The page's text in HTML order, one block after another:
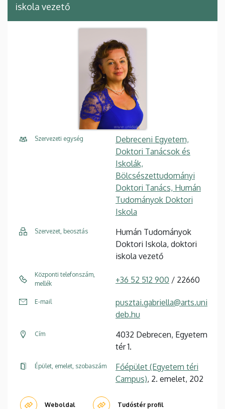
iskola vezető
Szervezeti egység
Debreceni Egyetem,
Doktori Tanácsok és
Iskolák,
Bölcsészettudományi
Doktori Tanács, Humán
Tudományok Doktori
Iskola
Szervezet, beosztás
Humán Tudományok
Doktori Iskola, doktori
iskola vezető
Központi telefonszám,
mellék
+36 52 512 900 / 22660
E-mail
pusztai.gabriella@arts.uni
deb.hu
Cím
4032 Debrecen, Egyetem
tér 1.
Épület, emelet, szobaszám
Főépület (Egyetem téri
Campus), 2. emelet, 202
Weboldal Tudóstér profil